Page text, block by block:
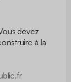
devez
à la